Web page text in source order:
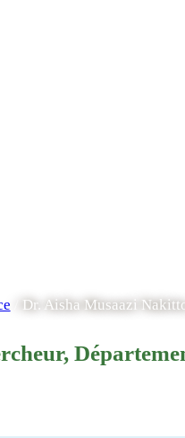
Dr. Aisha Musaazi